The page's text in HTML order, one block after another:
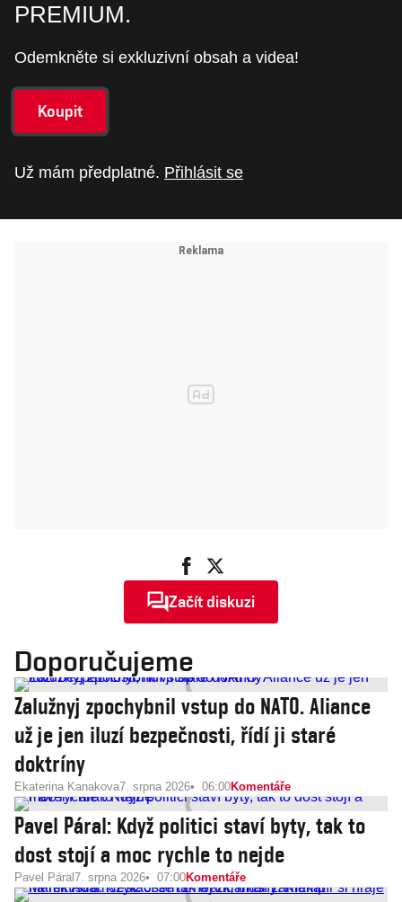
PREMIUM.
Odemkněte si exkluzivní obsah a videa!
Koupit
Už mám předplatné. Přihlásit se
Začít diskuzi
Doporučujeme
Zalužnyj zpochybnil vstup do NATO. Aliance
už je jen iluzí bezpečnosti, řídí ji staré
doktríny
Ekaterina Kanakova7. srpna 2026 06:00Komentáře
Pavel Páral: Když politici staví byty, tak to
dost stojí a moc rychle to nejde
Pavel Páral 7. srpna 2026 07:00Komentáře